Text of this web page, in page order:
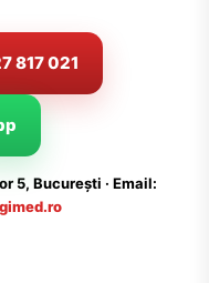
817 021
5, București · Email: